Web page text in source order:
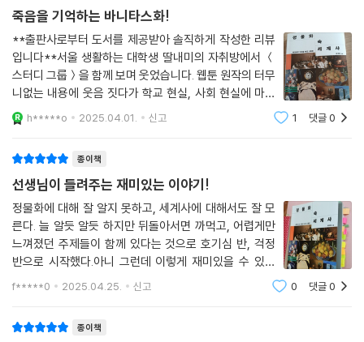
다. 그런 차이를 섬세하고 세밀하게 그려낼수록, 화가의 실력이 뛰어나다
는 사실을 드러낼 수 있었다.
--- p.72
오렌지와 레몬이 정물화에 자주 등장하는 이유가 또 있었다. 당시 유럽의
정물화에는 유독 껍질이 반쯤 벗겨진 레몬이 등장하는 경우가 많다. 이유
가 뭘까? 구불구불 이어지는 레몬 껍질이 시간의 흐름을 비유하기 때문이
미한다. 더불어 반쯤 깎인 과일은 화가의 솜씨를 드러내는 것이기도 했다.
레몬의 오톨도톨한 표면과 그 안의 싱싱한 과육은 질감의 차이가 명확하
다. 그런 차이를 섬세하고 세밀하게 그려낼수록, 화가의 실력이 뛰어나다
는 사실을 드러낼 수 있었다.
--- p.91
죽음을 기억하는 바니타스화!
**출판사로부터 도서를 제공받아 솔직하게 작성한 리뷰
입니다**서울 생활하는 대학생 딸내미의 자취방에서 ＜
스터디 그룹＞을 함께 보며 웃었습니다. 웹툰 원작의 터무
니없는 내용에 웃음 짓다가 학교 현실, 사회 현실에 마음
이 무거워지기도 했죠. 거기서 가장 인상 깊었던 것은 순
철이 할아버지의 토익 공부입니다. 시한부 인생을 살고 있
h*****o 2025.04.01. 신고 1 댓글0
종이책
선생님이 들려주는 재미있는 이야기!
정물화에 대해 잘 알지 못하고, 세계사에 대해서도 잘 모
른다. 늘 알듯 알듯 하지만 뒤돌아서면 까먹고, 어렵게만
느껴졌던 주제들이 함께 있다는 것으로 호기심 반, 걱정
반으로 시작했다.아니 그런데 이렇게 재미있을 수 있다
니!그림에 문외한인 내가 작가의 글을 읽으며 그림을 보
f*****0 2025.04.25. 신고 0 댓글0
종이책